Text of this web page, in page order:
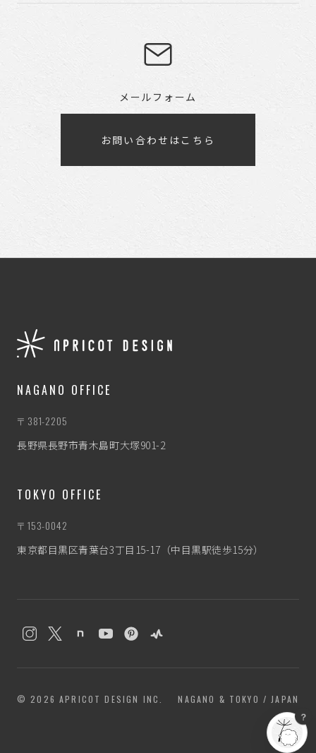
メールフォーム
お問い合わせはこちら
NAGANO OFFICE
〒381-2205
長野県長野市青木島町大塚901-2
TOKYO OFFICE
〒153-0042
東京都目黒区青葉台3丁目15-17（中目黒駅徒歩15分）
© 2026 APRICOT DESIGN INC. NAGANO & TOKYO / JAPAN
？